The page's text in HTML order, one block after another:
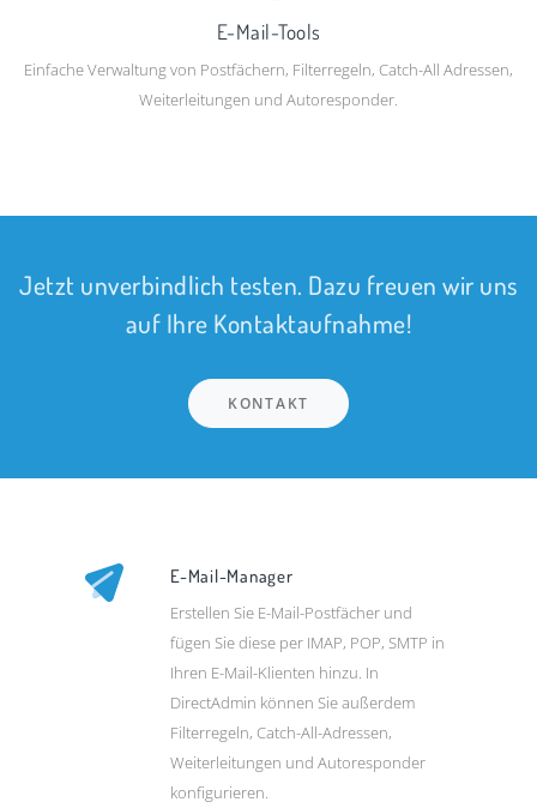
E-Mail-Tools
Einfache Verwaltung von Postfächern, Filterregeln, Catch-All Adressen,
Weiterleitungen und Autoresponder.
Jetzt unverbindlich testen. Dazu freuen wir uns
auf Ihre Kontaktaufnahme!
KONTAKT
E-Mail-Manager
Erstellen Sie E-Mail-Postfächer und
fügen Sie diese per IMAP, POP, SMTP in
Ihren E-Mail-Klienten hinzu. In
DirectAdmin können Sie außerdem
Filterregeln, Catch-All-Adressen,
Weiterleitungen und Autoresponder
konfigurieren.